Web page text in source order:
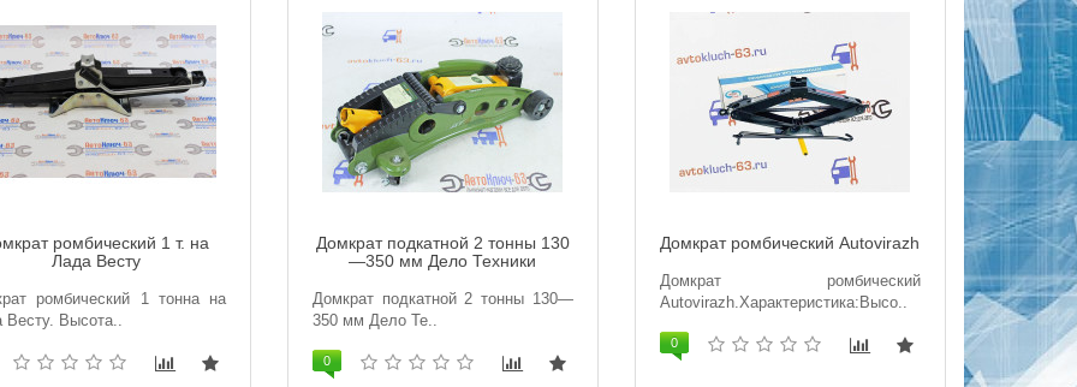
ромбический 1 т. на
Лада Весту
ромбический 1 тонна на
Высота..
Домкрат подкатной 2 тонны 130
—350 мм Дело Техники
Домкрат подкатной 2 тонны 130—
350 мм Дело Те..
0
Домкрат ромбический Autovirazh
Домкрат ромбический
Autovirazh.Характеристика:Высо..
0